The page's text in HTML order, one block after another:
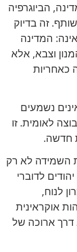
הביוגרפיה
זה בדיוק
המדינה
וצבא, אלא
כאחריות
נשמעים
לאומית. זו
חדשה.
השמידה לא רק
לדוברי
לנוח,
אוקראינית
דרך ארוכה של